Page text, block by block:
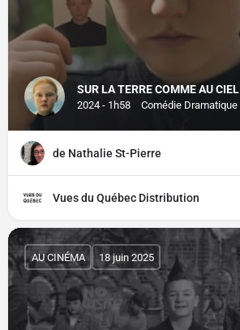
SUR LA TERRE COMME AU CIEL
2024 - 1h58 Comédie Dramatique
de Nathalie St-Pierre
Vues du Québec Distribution
AU CINÉMA 18 juin 2025